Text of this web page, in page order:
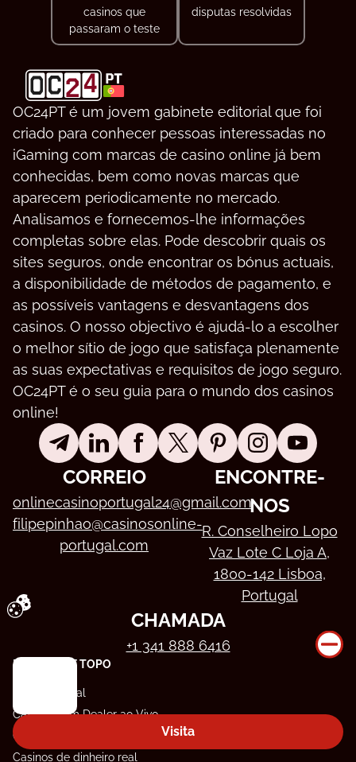
Visita
casinos que
passaram o teste
disputas resolvidas
OC24PT é um jovem gabinete editorial que foi
criado para conhecer pessoas interessadas no
iGaming com marcas de casino online já bem
conhecidas, bem como novas marcas que
aparecem periodicamente no mercado.
Analisamos e fornecemos-lhe informações
completas sobre elas. Pode descobrir quais os
sites seguros, onde encontrar os bónus actuais,
a disponibilidade de métodos de pagamento, e
as possíveis vantagens e desvantagens dos
casinos. O nosso objectivo é ajudá-lo a escolher
o melhor sítio de jogo que satisfaça plenamente
as suas expectativas e requisitos de jogo seguro.
OC24PT é o seu guia para o mundo dos casinos
online!
CORREIO
onlinecasinoportugal24@gmail.com
filipepinhao@casinosonline-
portugal.com
ENCONTRE-
NOS
R. Conselheiro Lopo
Vaz Lote C Loja A,
1800-142 Lisboa,
Portugal
CHAMADA
+1 341 888 6416
PÁGINAS DE TOPO
Casinos Legal
Casinos com Dealer ao Vivo
Casinos Novos
Casinos de dinheiro real